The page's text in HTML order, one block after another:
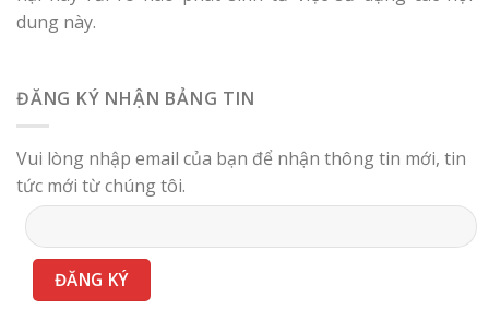
dung này.
ĐĂNG KÝ NHẬN BẢNG TIN
Vui lòng nhập email của bạn để nhận thông tin mới, tin
tức mới từ chúng tôi.